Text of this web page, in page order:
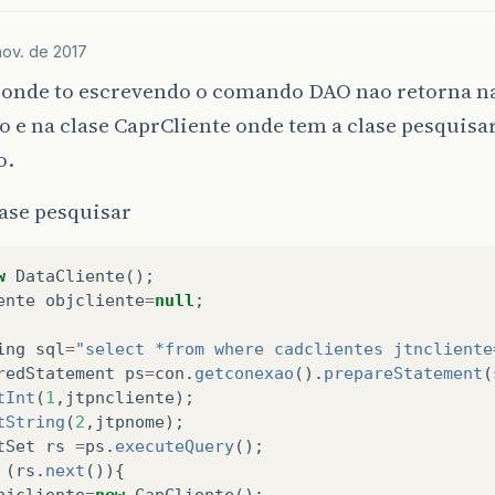
de 2017
to escrevendo o comando DAO nao retorna
e na clase CaprCliente onde tem a clase
pesquisar
DataCliente();
objcliente=null ;
sql="select *from where cadclientes
ps=con . getconexao (). prepareStatement (
(1 , jtpncliente);
(2 , jtpnome);
rs =ps . executeQuery();
( rs . next ()){